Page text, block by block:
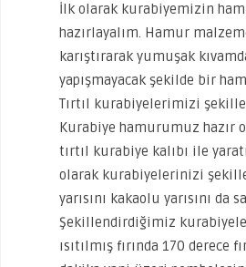
İlk olarak kurabiyemizin
hazırlayalım. Hamur
karıştırarak yumuşak
yapışmayacak şekilde bir
Tırtıl kurabiyelerimizi
Kurabiye hamurumuz hazır
tırtıl kurabiye kalıbı ile
olarak kurabiyelerinizi
yarısını kakaolu yarısını da
Şekillendirdiğimiz
ısıtılmış fırında 170 derece